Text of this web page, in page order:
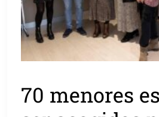
70 menores